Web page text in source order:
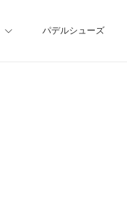
パデルシューズ